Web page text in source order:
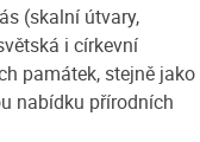
(skalní útvary,
i církevní
památek, stejně jako
nabídku přírodních